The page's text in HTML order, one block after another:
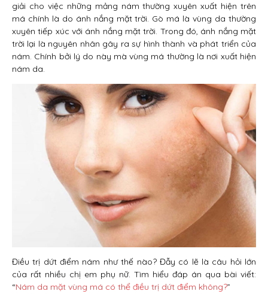
giải cho việc những mảng nám thường xuyên xuất hiện trên
má chính là do ánh nắng mặt trời. Gò má là vùng da thường
xuyên tiếp xúc với ánh nắng mặt trời. Trong đó, ánh nắng mặt
trời lại là nguyên nhân gây ra sự hình thành và phát triển của
nám. Chính bởi lý do này mà vùng má thường là nơi xuất hiện
nám da.
Điều trị dứt điểm nám như thế nào? Đẫy có lẽ là câu hỏi lớn
của rất nhiều chị em phụ nữ. Tìm hiểu đáp án qua bài viết:
“Nám da mặt vùng má có thể điều trị dứt điểm không?”